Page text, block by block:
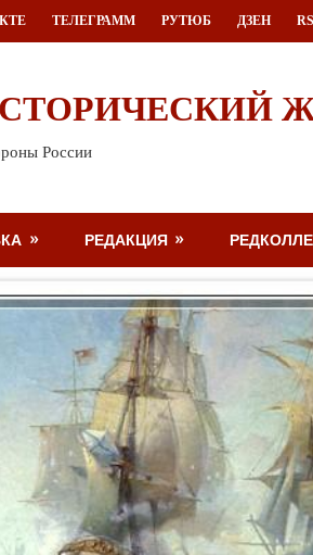
ТЕЛЕГРАММ РУТЮБ ДЗЕН
России
РЕДАКЦИЯ